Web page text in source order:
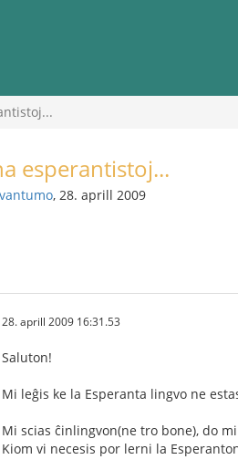
esperantistoj...
, 28. aprill 2009
28. aprill 2009 16:31.53
Saluton!
Mi leĝis ke la Esperanta lingvo ne
Mi scias ĉinlingvon(ne tro bone), do
Kiom vi necesis por lerni la